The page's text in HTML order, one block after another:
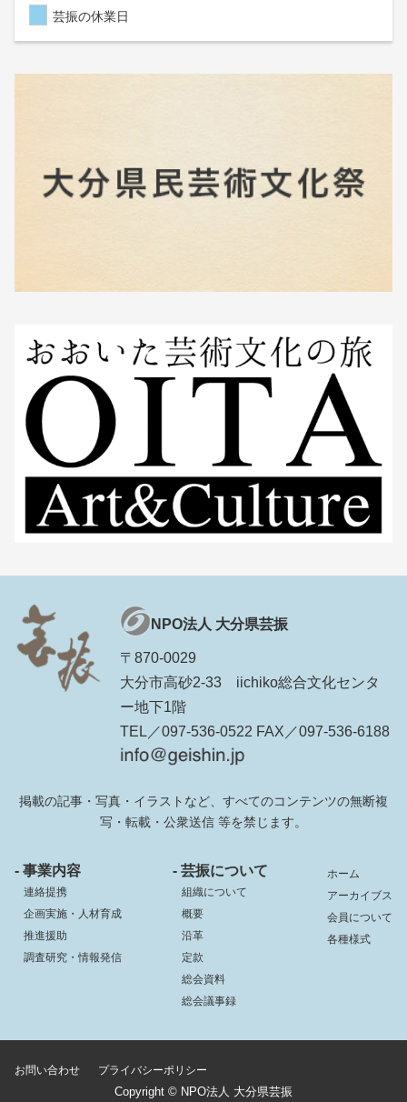
芸振の休業日
NPO法人 大分県芸振
〒870-0029
大分市高砂2-33 iichiko総合文化センタ
ー地下1階
TEL／097-536-0522 FAX／097-536-6188
掲載の記事・写真・イラストなど、すべてのコンテンツの無断複
写・転載・公衆送信 等を禁じます。
- 事業内容
連絡提携
企画実施・人材育成
推進援助
調査研究・情報発信
- 芸振について
組織について
概要
沿革
定款
総会資料
総会議事録
ホーム
アーカイブス
会員について
各種様式
お問い合わせ プライバシーポリシー
Copyright © NPO法人 大分県芸振